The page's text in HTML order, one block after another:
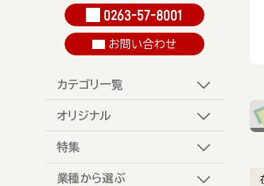
0263-57-8001
お問い合わせ
カテゴリ一覧
オリジナル
特集
業種から選ぶ